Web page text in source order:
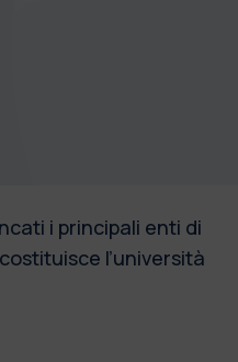
i principali enti di
l’università